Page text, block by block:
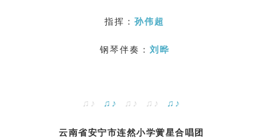
指挥： 孙伟超
钢琴伴奏： 刘晔
♫♪ ♫♪ ♫♪ ♫♪ ♫♪
云南省安宁市连然小学黉星合唱团